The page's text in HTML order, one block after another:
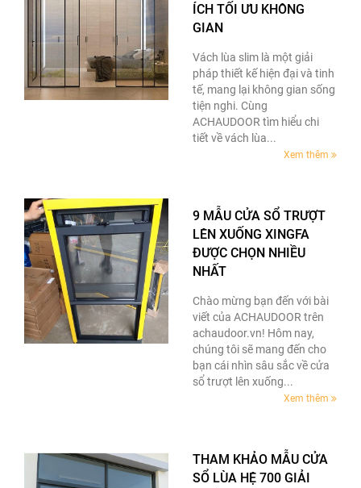
ÍCH TỐI ƯU KHÔNG
GIAN
Vách lùa slim là một giải
pháp thiết kế hiện đại và tinh
tế, mang lại không gian sống
tiện nghi. Cùng
ACHAUDOOR tìm hiểu chi
tiết về vách lùa...
Xem thêm
9 MẪU CỬA SỔ TRƯỢT
LÊN XUỐNG XINGFA
ĐƯỢC CHỌN NHIỀU
NHẤT
Chào mừng bạn đến với bài
viết của ACHAUDOOR trên
achaudoor.vn! Hôm nay,
chúng tôi sẽ mang đến cho
bạn cái nhìn sâu sắc về cửa
sổ trượt lên xuống...
Xem thêm
THAM KHẢO MẪU CỬA
SỔ LÙA HỆ 700 GIẢI